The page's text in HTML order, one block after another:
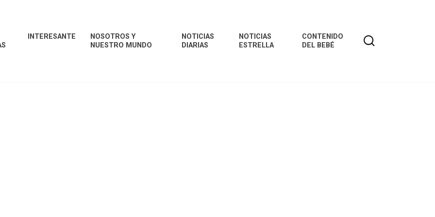
INTERESANTE
NOSOTROS Y
NUESTRO MUNDO
NOTICIAS
DIARIAS
NOTICIAS
ESTRELLA
CONTENIDO
DEL BEBÉ